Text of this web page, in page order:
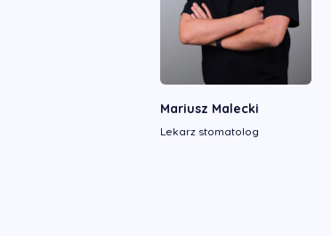
Mariusz Malecki
Lekarz stomatolog